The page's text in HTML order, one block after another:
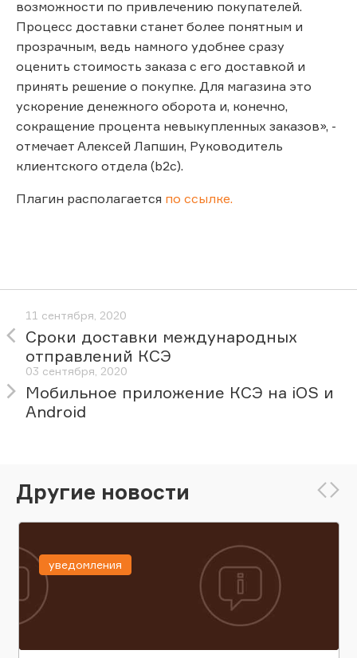
возможности по привлечению покупателей.
Процесс доставки станет более понятным и
прозрачным, ведь намного удобнее сразу
оценить стоимость заказа с его доставкой и
принять решение о покупке. Для магазина это
ускорение денежного оборота и, конечно,
сокращение процента невыкупленных заказов», -
отмечает Алексей Лапшин, Руководитель
клиентского отдела (b2c).
Плагин располагается по ссылке.
11 сентября, 2020
Сроки доставки международных
отправлений КСЭ
03 сентября, 2020
Мобильное приложение КСЭ на iOS и
Android
Другие новости
уведомления